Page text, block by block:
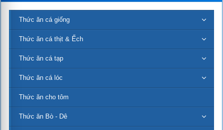
Thức ăn cá giống
Thức ăn cá thịt & Ếch
Thức ăn cá tạp
Thức ăn cá lóc
Thức ăn cho tôm
Thức ăn Bò - Dê